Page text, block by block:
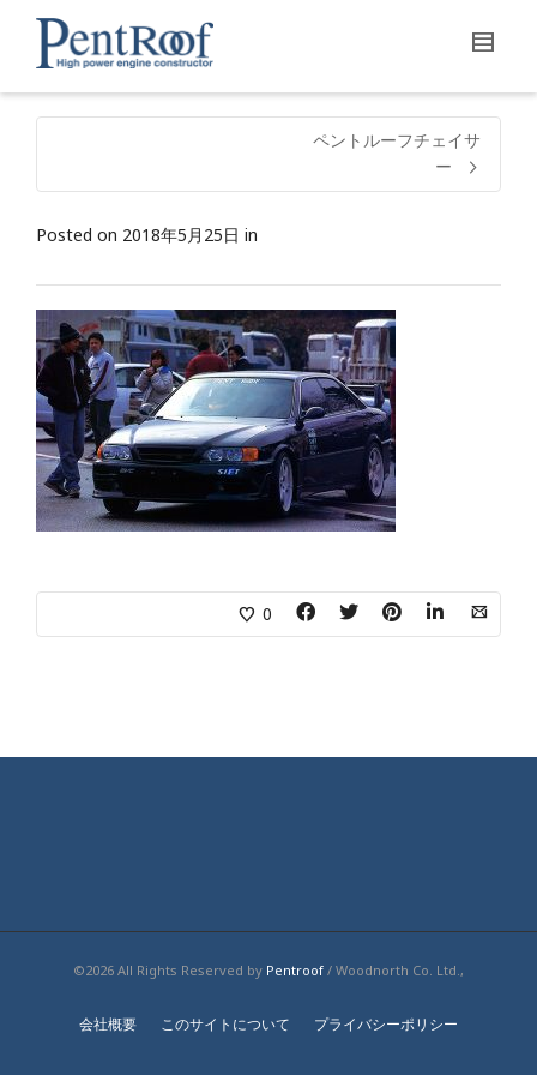
ペントルーフチェイサ
ー
Posted on 2018年5月25日 in
0
©2026 All Rights Reserved by Pentroof / Woodnorth Co. Ltd.,
会社概要 このサイトについて プライバシーポリシー